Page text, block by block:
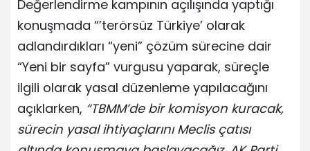
Değerlendirme kampının açılışında yaptığı
konuşmada “’terörsüz Türkiye’ olarak
adlandırdıkları “yeni” çözüm sürecine dair
“Yeni bir sayfa” vurgusu yaparak, süreçle
ilgili olarak yasal düzenleme yapılacağını
açıklarken, “TBMM’de bir komisyon kuracak,
sürecin yasal ihtiyaçlarını Meclis çatısı